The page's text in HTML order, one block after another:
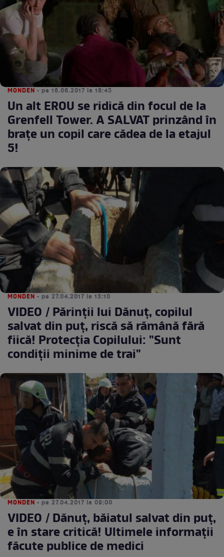
MONDEN • pe 16.06.2017 la 18:45
Un alt EROU se ridică din focul de la
Grenfell Tower. A SALVAT prinzând în
braţe un copil care cădea de la etajul
5!
MONDEN • pe 27.04.2017 la 13:10
VIDEO / Părinţii lui Dănuţ, copilul
salvat din puţ, riscă să rămână fără
fiică! Protecţia Copilului: "Sunt
condiţii minime de trai"
MONDEN • pe 27.04.2017 la 09:00
VIDEO / Dănuţ, băiatul salvat din puţ,
e în stare critică! Ultimele informaţii
făcute publice de medici